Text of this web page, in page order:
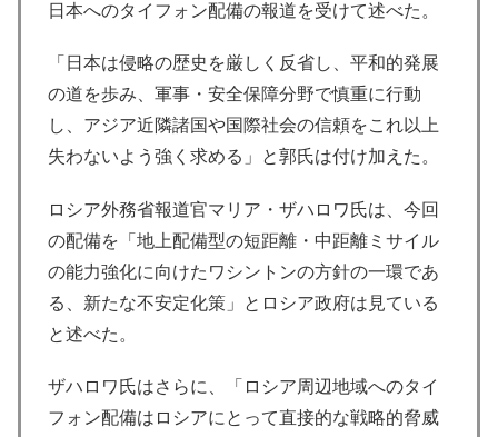
日本へのタイフォン配備の報道を受けて述べた。
「日本は侵略の歴史を厳しく反省し、平和的発展
の道を歩み、軍事・安全保障分野で慎重に行動
し、アジア近隣諸国や国際社会の信頼をこれ以上
失わないよう強く求める」と郭氏は付け加えた。
ロシア外務省報道官マリア・ザハロワ氏は、今回
の配備を「地上配備型の短距離・中距離ミサイル
の能力強化に向けたワシントンの方針の一環であ
る、新たな不安定化策」とロシア政府は見ている
と述べた。
ザハロワ氏はさらに、「ロシア周辺地域へのタイ
フォン配備はロシアにとって直接的な戦略的脅威